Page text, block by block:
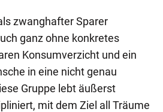
zwanghafter Sparer
ganz ohne konkretes
Konsumverzicht und ein
in eine nicht genau
Gruppe lebt äußerst
mit dem Ziel all Träume